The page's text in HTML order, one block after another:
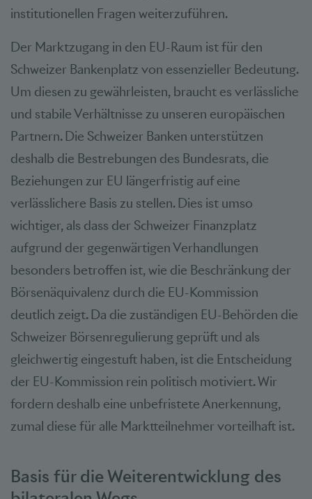
institutionellen Fragen weiterzuführen.
Der Marktzugang in den EU-Raum ist für den
Schweizer Bankenplatz von essenzieller Bedeutung.
Um diesen zu gewährleisten, braucht es verlässliche
und stabile Verhältnisse zu unseren europäischen
Partnern. Die Schweizer Banken unterstützen
deshalb die Bestrebungen des Bundesrats, die
Beziehungen zur EU längerfristig auf eine
verlässlichere Basis zu stellen. Dies ist umso
wichtiger, als dass der Schweizer Finanzplatz
aufgrund der gegenwärtigen Verhandlungen
besonders betroffen ist, wie die Beschränkung der
Börsenäquivalenz durch die EU-Kommission
deutlich zeigt. Da die zuständigen EU-Behörden die
Schweizer Börsenregulierung geprüft und als
gleichwertig eingestuft haben, ist die Entscheidung
der EU-Kommission rein politisch motiviert. Wir
fordern deshalb eine unbefristete Anerkennung,
zumal diese für alle Marktteilnehmer vorteilhaft ist.
Basis für die Weiterentwicklung des